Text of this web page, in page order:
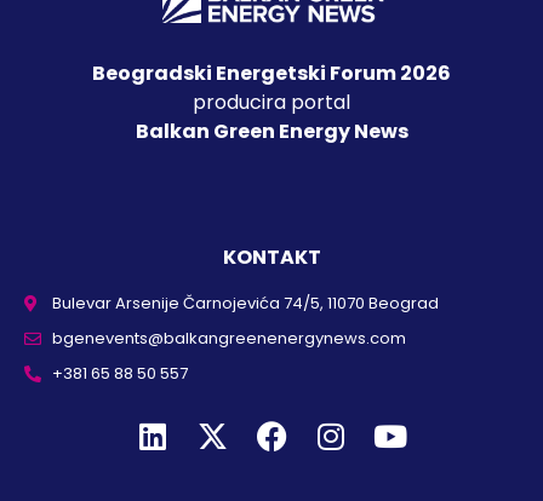
Beogradski Energetski Forum 2026
producira portal
Balkan Green Energy News
KONTAKT
Bulevar Arsenije Čarnojevića 74/5, 11070 Beograd
bgenevents@balkangreenenergynews.com
+381 65 88 50 557